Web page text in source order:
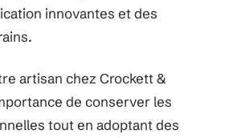
innovantes et des
artisan chez Crockett &
de conserver les
tout en adoptant des